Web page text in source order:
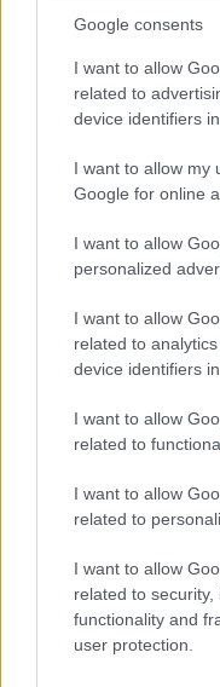
Google consents
I want to allow
related to
device identifiers
I want to allow my
Google for online
I want to allow
personalized
I want to allow
related to
device identifiers
I want to allow
related to
I want to allow
related to
I want to allow
related to
functionality and
user protection.
RENDKÍVÜL MAGAS
Te szoktad?
08. 02.
SOKAN
EMIATT CSÖKKENHET
08. 01.
EGYRE TÖBB
VITAMINHIÁNY –
24 óra